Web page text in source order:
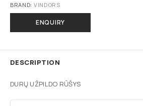
BRAND: VINDORS
ENQUIRY
DESCRIPTION
DURŲ UŽPILDO RŪŠYS